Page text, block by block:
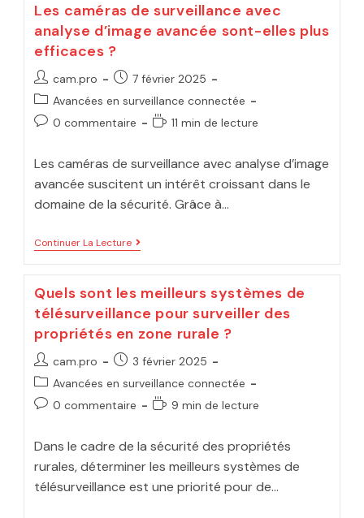
Les caméras de surveillance avec
analyse d’image avancée sont-elles plus
efficaces ?
cam.pro
7 février 2025
Avancées en surveillance connectée
0 commentaire
11 min de lecture
Les caméras de surveillance avec analyse d’image
avancée suscitent un intérêt croissant dans le
domaine de la sécurité. Grâce à…
Continuer La Lecture
Quels sont les meilleurs systèmes de
télésurveillance pour surveiller des
propriétés en zone rurale ?
cam.pro
3 février 2025
Avancées en surveillance connectée
0 commentaire
9 min de lecture
Dans le cadre de la sécurité des propriétés
rurales, déterminer les meilleurs systèmes de
télésurveillance est une priorité pour de…